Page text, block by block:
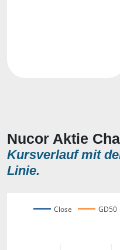
Nucor Aktie
Kursverlauf mit
Linie.
Close GD50